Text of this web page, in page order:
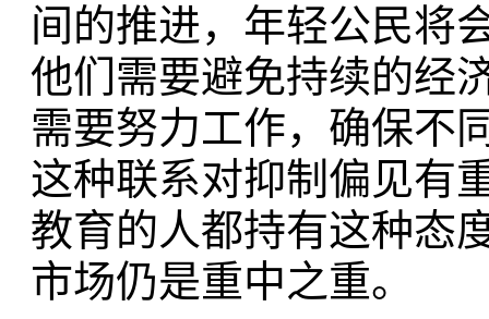
间的推进，年轻公民将
他们需要避免持续的经
需要努力工作，确保不
这种联系对抑制偏见有
教育的人都持有这种态
市场仍是重中之重。